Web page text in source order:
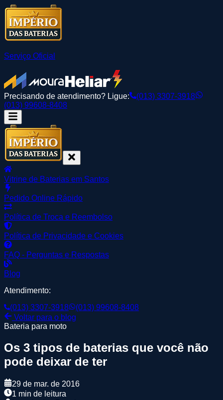
Serviço Oficial
Precisando de atendimento? Ligue:
(013) 3307-3918
(013) 99608-8408
Vitrine de Baterias em Santos
Pedido Online Rápido
Política de Troca e Reembolso
Política de Privacidade e Cookies
FAQ - Perguntas e Respostas
Blog
Atendimento:
(013) 3307-3918
(013) 99608-8408
Voltar para o blog
Bateria para moto
Os 3 tipos de baterias que você não
pode deixar de ter
29 de mar. de 2016
1 min de leitura